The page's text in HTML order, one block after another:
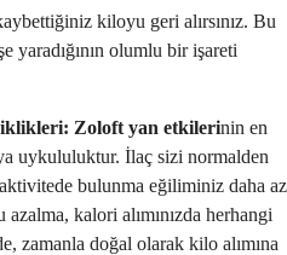
kiloyu geri alırsınız. Bu
yaradığının olumlu bir işareti
Zoloft yan etkilerinin en
uykululuktur. İlaç sizi normalden
bulunma eğiliminiz daha az
kalori alımınızda herhangi
zamanla doğal olarak kilo alımına